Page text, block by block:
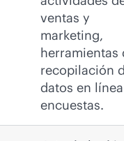
ventas y
marketing,
herramientas
recopilación
datos en
encuestas.